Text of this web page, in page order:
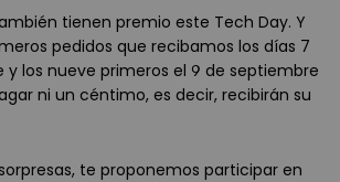
tienen premio este Tech Day. Y
pedidos que recibamos los días 7
y los nueve primeros el 9 de septiembre
ni un céntimo, es decir, recibirán su
te proponemos participar en